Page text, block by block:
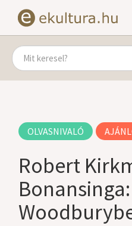
OLVASNIVALÓ
Robert